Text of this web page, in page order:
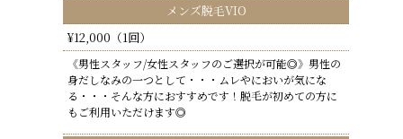
メンズ脱毛VIO
¥12,000（1回）
《男性スタッフ/女性スタッフのご選択が可能◎》男性の
身だしなみの一つとして・・・ムレやにおいが気にな
る・・・そんな方におすすめです！脱毛が初めての方に
もご利用いただけます◎